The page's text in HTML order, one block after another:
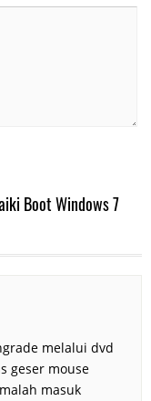
Boot Windows 7
melalui dvd
geser mouse
masuk